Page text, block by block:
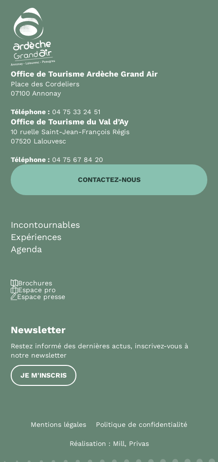
Office de Tourisme Ardèche Grand Air
Place des Cordeliers
07100 Annonay
Téléphone : 04 75 33 24 51
Office de Tourisme du Val d’Ay
10 ruelle Saint-Jean-François Régis
07520 Lalouvesc
Téléphone : 04 75 67 84 20
CONTACTEZ-NOUS
Incontournables
Expériences
Agenda
Brochures
Espace pro
Espace presse
Newsletter
Restez informé des dernières actus, inscrivez-vous à
notre newsletter
JE M'INSCRIS
Mentions légales Politique de confidentialité
Réalisation : Mill, Privas